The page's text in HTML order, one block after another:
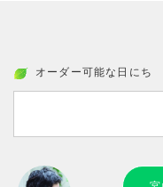
オーダー可能な日にち